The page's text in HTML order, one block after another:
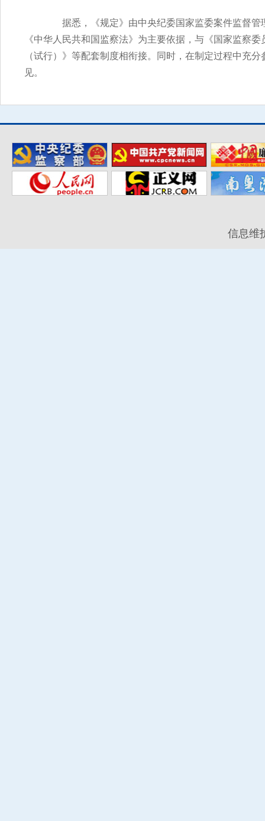
据悉，《规定》由中央纪委国家监委案件监督管
《中华人民共和国监察法》为主要依据，与《国家监察
（试行）》等配套制度相衔接。同时，在制定过程中充
见。
信息维